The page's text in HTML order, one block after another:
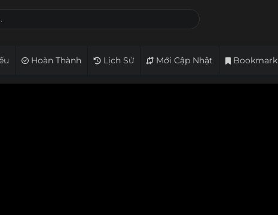
Hoàn Thành Lịch Sử Mới Cập Nhật Bookmark